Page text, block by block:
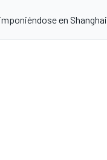
en Shanghai